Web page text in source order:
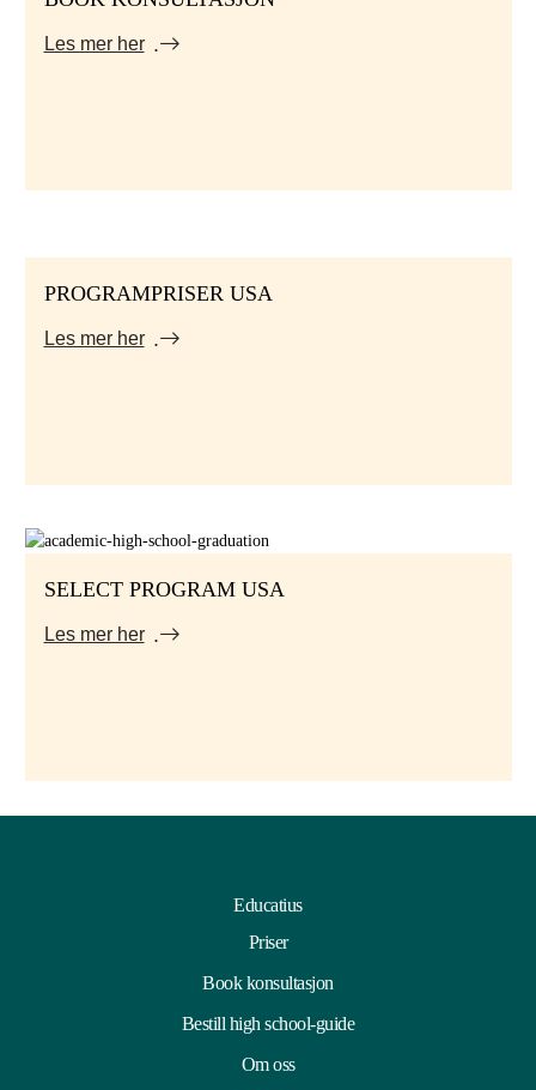
Les mer her
PROGRAMPRISER USA
Les mer her
SELECT PROGRAM USA
Les mer her
Educatius
Priser
Book konsultasjon
Bestill high school-guide
Om oss